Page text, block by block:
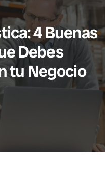
4 Buenas
Debes
tu Negocio